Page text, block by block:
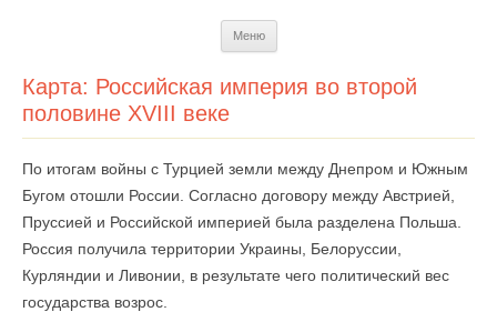
Меню
Карта: Российская империя во второй
половине XVIII веке
По итогам войны с Турцией земли между Днепром и Южным
Бугом отошли России. Согласно договору между Австрией,
Пруссией и Российской империей была разделена Польша.
Россия получила территории Украины, Белоруссии,
Курляндии и Ливонии, в результате чего политический вес
государства возрос.